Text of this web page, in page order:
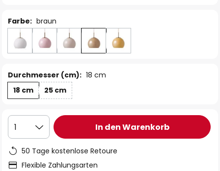
Farbe: braun
Durchmesser (cm): 18 cm
18 cm
25 cm
1 In den Warenkorb
50 Tage kostenlose Retoure
Flexible Zahlungsarten